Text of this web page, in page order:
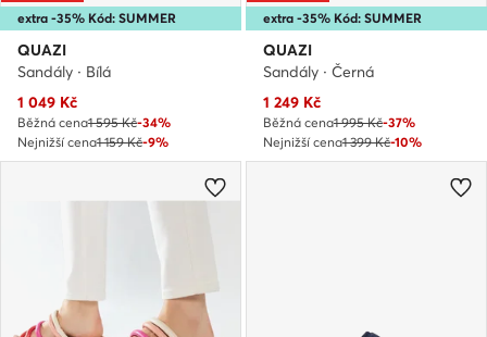
extra -35% Kód: SUMMER
QUAZI
Sandály · Bílá
Aktuální cena
1 049 Kč
Běžná cena1 595 Kč-34%
Nejnižší cena1 159 Kč-9%
extra -35% Kód: SUMMER
QUAZI
Sandály · Černá
Aktuální cena
1 249 Kč
Běžná cena1 995 Kč-37%
Nejnižší cena1 399 Kč-10%